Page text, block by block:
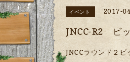
イベント 2017-
JNCC-R2 ビ
JNCCラウンド２